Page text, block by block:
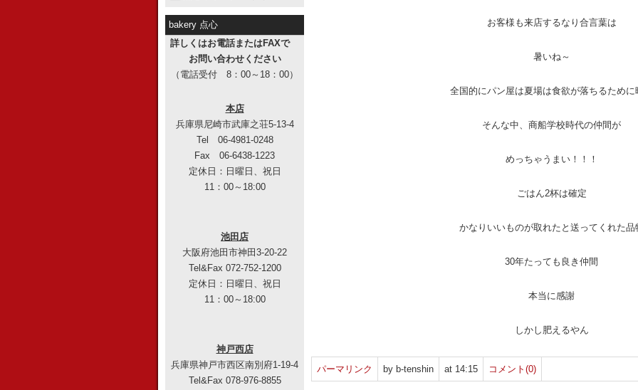
お客様も来店するなり合言葉は
暑いね～
全国的にパン屋は夏場は食欲が落ちるために
そんな中、商船学校時代の仲間が
めっちゃうまい！！！
ごはん2杯は確定
かなりいいものが取れたと送ってくれた品
30年たっても良き仲間
本当に感謝
しかし肥えるやん
パーマリンク by b-tenshin at 14:15 コメント(0)
bakery 点心
詳しくはお電話またはFAXで
お問い合わせください
（電話受付 8：00～18：00）
本店
兵庫県尼崎市武庫之荘5-13-4
Tel 06-4981-0248
Fax 06-6438-1223
定休日：日曜日、祝日
11：00～18:00
池田店
大阪府池田市神田3-20-22
Tel&Fax 072-752-1200
定休日：日曜日、祝日
11：00～18:00
神戸西店
兵庫県神戸市西区南別府1-19-4
Tel&Fax 078-976-8855